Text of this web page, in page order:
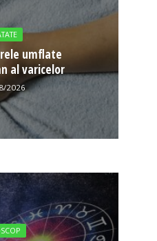
umflate
al varicelor
2026